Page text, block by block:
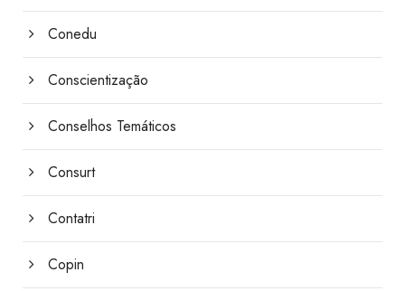
Conedu
Conscientização
Conselhos Temáticos
Consurt
Contatri
Copin